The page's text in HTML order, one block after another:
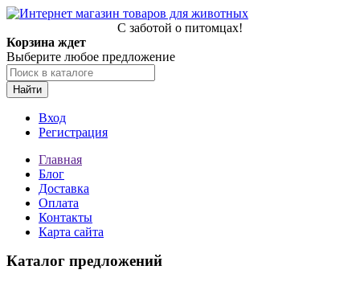
С заботой о питомцах!
Корзина ждет
Выберите любое предложение
Найти
Вход
Регистрация
Главная
Блог
Доставка
Оплата
Контакты
Карта сайта
Каталог предложений